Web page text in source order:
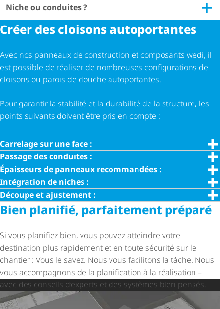
Niche ou conduites ?
Créer des cloisons autoportantes
Avec nos panneaux de construction et composants wedi, il
est possible de réaliser de nombreuses configurations de
cloisons ou parois de douche autoportantes.
Pour garantir la stabilité et la durabilité de la structure, les
points suivants doivent être pris en compte :
Carrelage sur une face :
Passage des conduites :
Épaisseurs de panneaux recommandées :
Intégration de niches :
Découpe et ajustement :
Bien planifié, parfaitement préparé
Si vous planifiez bien, vous pouvez atteindre votre
destination plus rapidement et en toute sécurité sur le
chantier : Vous le savez. Nous vous facilitons la tâche. Nous
vous accompagnons de la planification à la réalisation –
avec des conseils d’experts et des systèmes bien pensés.